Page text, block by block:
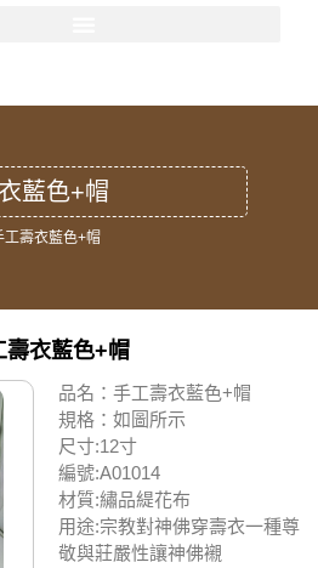
藍色+帽
工壽衣藍色+帽
壽衣藍色+帽
品名：手工壽衣藍色+帽
規格：如圖所示
尺寸:12寸
編號:A01014
材質:繡品緹花布
用途:宗教對神佛穿壽衣一種尊
敬與莊嚴性讓神佛襯